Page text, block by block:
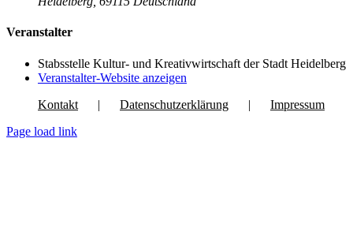
Veranstalter
Stabsstelle Kultur- und Kreativwirtschaft der Stadt Heidelberg
Veranstalter-Website anzeigen
Kontakt
Datenschutzerklärung
Impressum
Page load link